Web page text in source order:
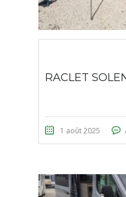
RACLET
1 août 2025